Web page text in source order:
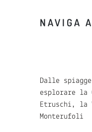
NAVIGA A
Dalle
esplorare la
Etruschi, la
Monterufoli